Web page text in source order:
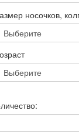
носочков,